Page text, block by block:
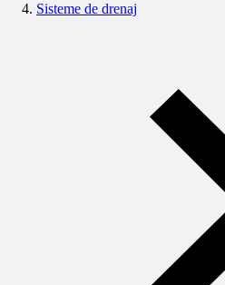
Sisteme de drenaj